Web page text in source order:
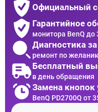
Официальный
Гарантийное
монитора BenQ до
Диагностика
ремонт по
Бесплатный
в день обращения
Замена кнопок
BenQ PD2700Q от